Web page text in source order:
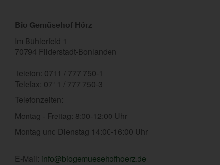
Bio Gemüsehof Hörz
Im Bühlerfeld 1
70794 Filderstadt-Bonlanden
Telefon: 0711 / 777 750-1
Telefax: 0711 / 777 750-3
Telefonzeiten:
Montag - Freitag: 8:00-12:00 Uhr
Montag und Dienstag 14:00-16:00 Uhr
E-Mail: info@biogemuesehofhoerz.de